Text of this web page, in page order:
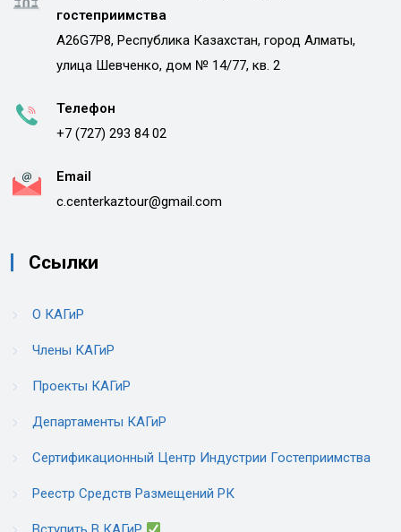
гостеприимства
A26G7P8, Республика Казахстан, город Алматы,
улица Шевченко, дом № 14/77, кв. 2
Телефон
+7 (727) 293 84 02
Email
c.centerkaztour@gmail.com
Ссылки
О КАГиР
Члены КАГиР
Проекты КАГиР
Департаменты КАГиР
Сертификационный Центр Индустрии Гостеприимства
Реестр Средств Размещений РК